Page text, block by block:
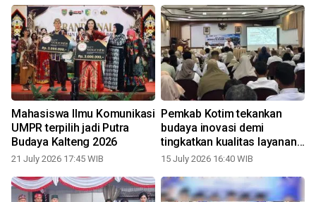
Mahasiswa Ilmu Komunikasi
UMPR terpilih jadi Putra
Budaya Kalteng 2026
21 July 2026 17:45 WIB
Pemkab Kotim tekankan
budaya inovasi demi
tingkatkan kualitas layanan
publik
15 July 2026 16:40 WIB